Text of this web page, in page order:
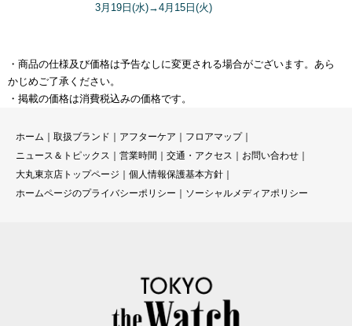
3月19日(水)→4月15日(火)
・商品の仕様及び価格は予告なしに変更される場合がございます。あら
かじめご了承ください。
・掲載の価格は消費税込みの価格です。
ホーム ｜ 取扱ブランド ｜ アフターケア ｜ フロアマップ｜
ニュース＆トピックス ｜ 営業時間 ｜ 交通・アクセス ｜ お問い合わせ ｜
大丸東京店トップページ ｜ 個人情報保護基本方針 ｜
ホームページのプライバシーポリシー ｜ ソーシャルメディアポリシー